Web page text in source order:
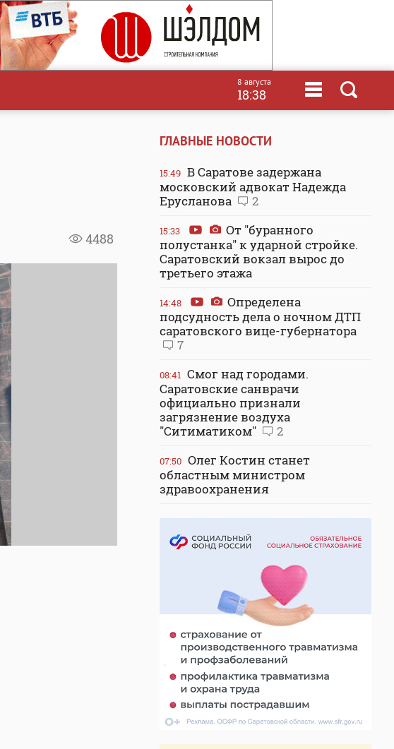
8 августа
18:38
4488
ГЛАВНЫЕ НОВОСТИ
15:49 В Саратове задержана
московский адвокат Надежда
Ерусланова
2
15:33
От "буранного
полустанка" к ударной стройке.
Саратовский вокзал вырос до
третьего этажа
14:48
Определена
подсудность дела о ночном ДТП
саратовского вице-губернатора
7
08:41 Смог над городами.
Саратовские санврачи
официально признали
загрязнение воздуха
"Ситиматиком"
2
07:50 Олег Костин станет
областным министром
здравоохранения